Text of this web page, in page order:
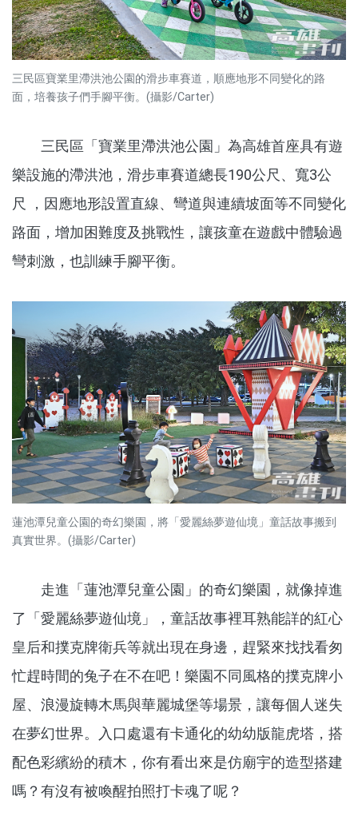
三民區寶業里滯洪池公園的滑步車賽道，順應地形不同變化的路
面，培養孩子們手腳平衡。(攝影/Carter)
三民區「寶業里滯洪池公園」為高雄首座具有遊
樂設施的滯洪池，滑步車賽道總長190公尺、寬3公
尺 ，因應地形設置直線、彎道與連續坡面等不同變化
路面，增加困難度及挑戰性，讓孩童在遊戲中體驗過
彎刺激，也訓練手腳平衡。
蓮池潭兒童公園的奇幻樂園，將「愛麗絲夢遊仙境」童話故事搬到
真實世界。(攝影/Carter)
走進「蓮池潭兒童公園」的奇幻樂園，就像掉進
了「愛麗絲夢遊仙境」，童話故事裡耳熟能詳的紅心
皇后和撲克牌衛兵等就出現在身邊，趕緊來找找看匆
忙趕時間的兔子在不在吧！樂園不同風格的撲克牌小
屋、浪漫旋轉木馬與華麗城堡等場景，讓每個人迷失
在夢幻世界。入口處還有卡通化的幼幼版龍虎塔，搭
配色彩繽紛的積木，你有看出來是仿廟宇的造型搭建
嗎？有沒有被喚醒拍照打卡魂了呢？